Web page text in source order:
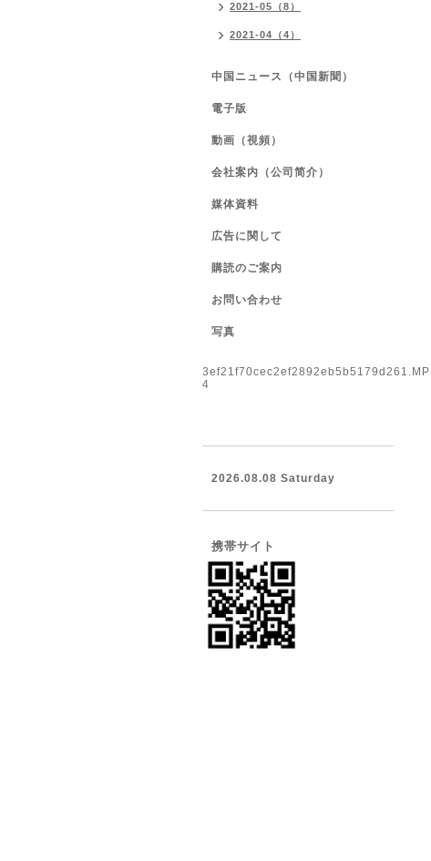
2021-05（8）
2021-04（4）
中国ニュース（中国新聞）
電子版
動画（視頻）
会社案内（公司简介）
媒体資料
広告に関して
購読のご案内
お問い合わせ
写真
3ef21f70cec2ef2892eb5b5179d261.MP
4
2026.08.08 Saturday
携帯サイト